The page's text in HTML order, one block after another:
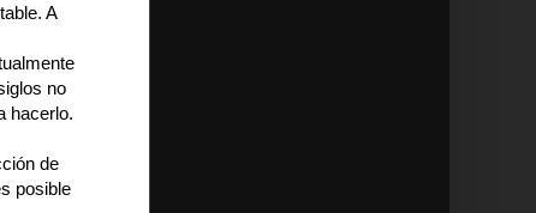
A
no
hacerlo.
de
posible